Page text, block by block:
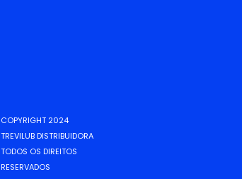
COPYRIGHT 2024
TREVILUB DISTRIBUIDORA
TODOS OS DIREITOS
RESERVADOS